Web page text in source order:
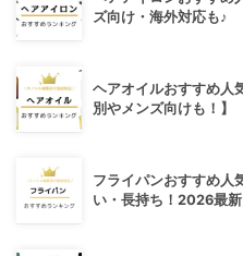
ズ向け・海外対応も♪
ヘアオイルおすすめ人
別やメンズ向けも！】
フライパンおすすめ人
い・長持ち！2026最新